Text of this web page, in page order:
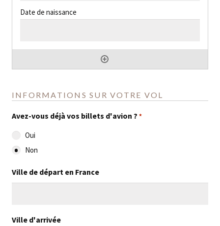
INFORMATIONS SUR VOTRE VOL
Avez-vous déjà vos billets d'avion ? *
Oui
Non
Ville de départ en France
Ville d'arrivée